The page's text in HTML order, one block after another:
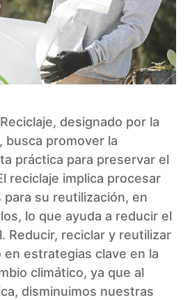
designado por la
busca promover la
práctica para preservar el
reciclaje implica procesar
su reutilización, en
lo que ayuda a reducir el
Reducir, reciclar y reutilizar
estrategias clave en la
climático, ya que al
disminuimos nuestras